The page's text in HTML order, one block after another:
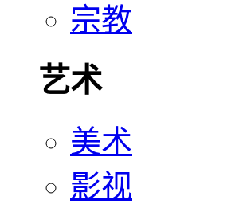
宗教
艺术
美术
影视